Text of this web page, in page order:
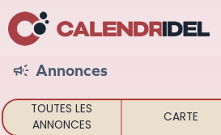
 Annonces
TOUTES LES
ANNONCES
CARTE